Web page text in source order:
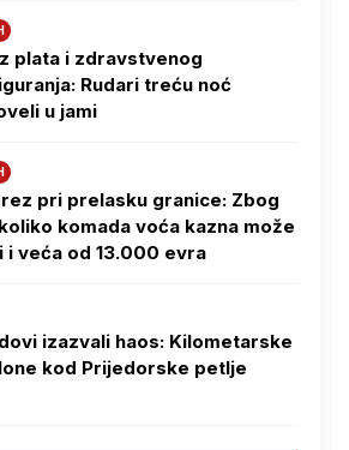
plata i zdravstvenog
Rudari treću noć
u jami
pri prelasku granice: Zbog
komada voća kazna može
i veća od 13.000 evra
izazvali haos: Kilometarske
kod Prijedorske petlje